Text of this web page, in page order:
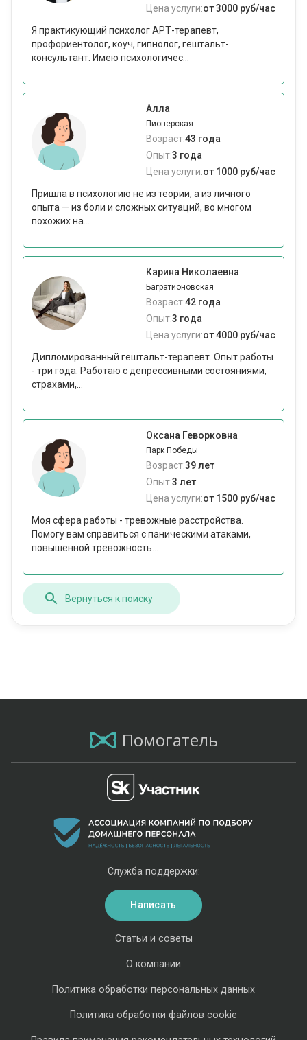
Цена услуги:от 3000 руб/час
Я практикующий психолог АРТ-терапевт,
профориентолог, коуч, гипнолог, гештальт-
консультант. Имею психологичес...
Алла
Пионерская
Возраст:43 года
Опыт:3 года
Цена услуги:от 1000 руб/час
Пришла в психологию не из теории, а из личного
опыта — из боли и сложных ситуаций, во многом
похожих на...
Карина Николаевна
Багратионовская
Возраст:42 года
Опыт:3 года
Цена услуги:от 4000 руб/час
Дипломированный гештальт-терапевт. Опыт работы
- три года. Работаю с депрессивными состояниями,
страхами,...
Оксана Геворковна
Парк Победы
Возраст:39 лет
Опыт:3 лет
Цена услуги:от 1500 руб/час
Моя сфера работы - тревожные расстройства.
Помогу вам справиться с паническими атаками,
повышенной тревожность...
Вернуться к поиску
Помогатель
Статьи и советы
О компании
Политика обработки персональных данных
Политика обработки файлов cookie
Служба поддержки:
Написать